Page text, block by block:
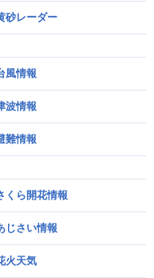
砂レーダー
風情報
波情報
難情報
くら開花情報
じさい情報
火天気